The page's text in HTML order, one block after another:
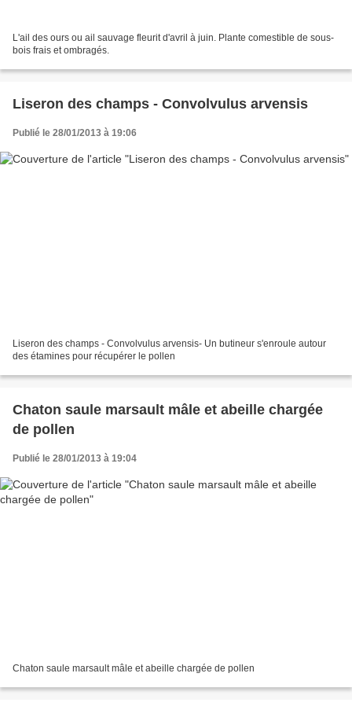
L'ail des ours ou ail sauvage fleurit d'avril à juin. Plante comestible de sous-
bois frais et ombragés.
Liseron des champs - Convolvulus arvensis
Publié le 28/01/2013 à 19:06
Liseron des champs - Convolvulus arvensis- Un butineur s'enroule autour
des étamines pour récupérer le pollen
Chaton saule marsault mâle et abeille chargée
de pollen
Publié le 28/01/2013 à 19:04
Chaton saule marsault mâle et abeille chargée de pollen